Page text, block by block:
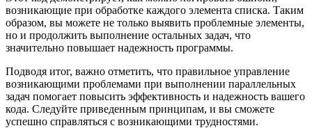
возникающие при обработке каждого элемента списка. Таким
образом, вы можете не только выявить проблемные элементы,
но и продолжить выполнение остальных задач, что
значительно повышает надежность программы.
Подводя итог, важно отметить, что правильное управление
возникающими проблемами при выполнении параллельных
задач помогает повысить эффективность и надежность вашего
кода. Следуйте приведенным принципам, и вы сможете
успешно справляться с возникающими трудностями.